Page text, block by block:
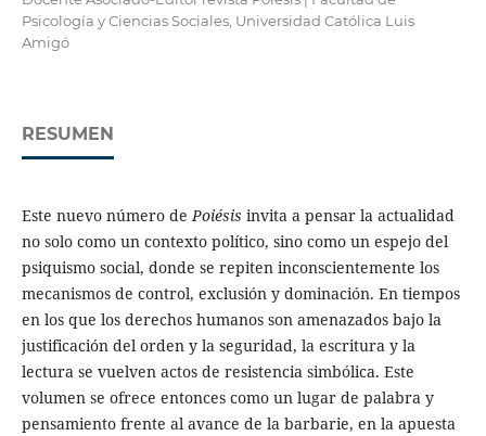
Psicología y Ciencias Sociales, Universidad Católica Luis
Amigó
RESUMEN
Este nuevo número dePoiésis invita a pensar la actualidad
no solo como un contexto político, sino como un espejo del
psiquismo social, donde se repiten inconscientemente los
mecanismos de control, exclusión y dominación. En tiempos
en los que los derechos humanos son amenazados bajo la
justificación del orden y la seguridad, la escritura y la
lectura se vuelven actos de resistencia simbólica. Este
volumen se ofrece entonces como un lugar de palabra y
pensamiento frente al avance de la barbarie, en la apuesta